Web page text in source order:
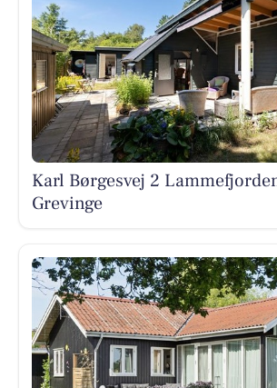
Karl Børgesvej 2
Grevinge